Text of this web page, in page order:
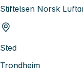
Stiftelsen Norsk
Sted
Trondheim